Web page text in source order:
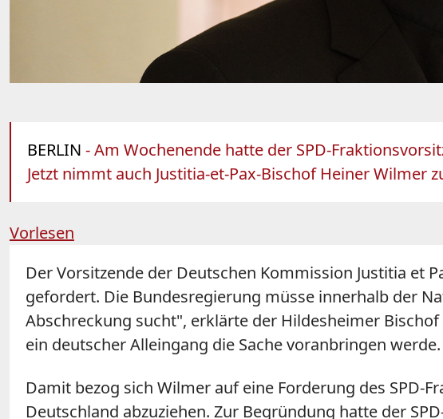
BERLIN - Am Wochenende hatte der SPD-
Jetzt nimmt auch Justitia-et-Pax-Bischof Heiner
Vorlesen
Der Vorsitzende der Deutschen Kommission Justitia et
gefordert. Die Bundesregierung müsse innerhalb der
Abschreckung sucht", erklärte der Hildesheimer
ein deutscher Alleingang die Sache voranbringen werde.
Damit bezog sich Wilmer auf eine Forderung des SPD-
Deutschland abzuziehen. Zur Begründung hatte der